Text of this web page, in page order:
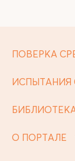
ПОВЕРКА
ИСПЫТАНИЯ
О ПОРТАЛЕ